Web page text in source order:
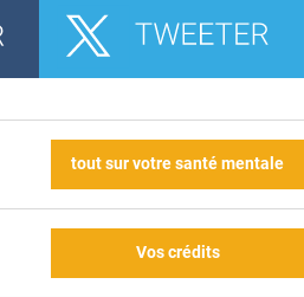
tout sur votre santé mentale
Vos crédits